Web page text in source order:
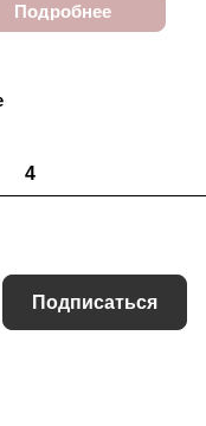
Подробнее
4
Подписаться